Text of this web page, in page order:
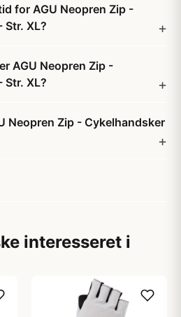
for AGU Neopren Zip -
Str. XL?
AGU Neopren Zip -
Str. XL?
Neopren Zip - Cykelhandsker
interesseret i